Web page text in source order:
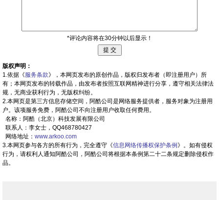
*评论内容将在30分钟以后显示！
版权声明：
1.依据《服务条款》，本网页发布的原创作品，版权归发布者（即注册用户）所
有；本网页发布的转载作品，由发布者按照互联网精神进行分享，遵守相关法律法
规，无商业获利行为，无版权纠纷。
2.本网页是第三方信息存储空间，阿酷公司是网络服务提供者，服务对象为注册用
户。该项服务免费，阿酷公司不向注册用户收取任何费用。
名称：阿酷（北京）科技发展有限公司
联系人：李女士，QQ468780427
网络地址： www.arkoo.com
3.本网页参与各方的所有行为，完全遵守《信息网络传播权保护条例 》。如有侵权
行为，请权利人通知阿酷公司，阿酷公司将根据本条例第二十二条规定删除侵权作
品。